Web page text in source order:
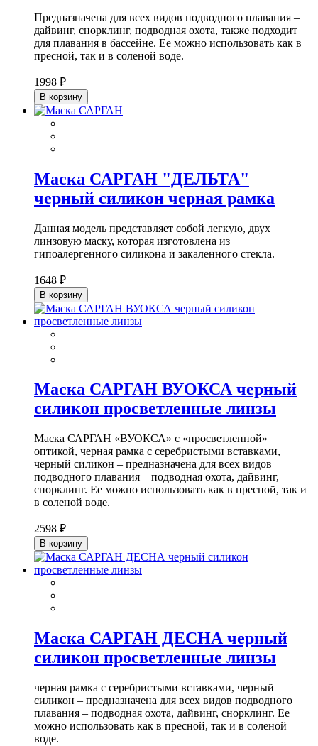
Предназначена для всех видов подводного плавания –
дайвинг, снорклинг, подводная охота, также подходит
для плавания в бассейне. Ее можно использовать как в
пресной, так и в соленой воде.
1998 ₽
В корзину
Маска САРГАН "ДЕЛЬТА"
черный силикон черная рамка
Данная модель представляет собой легкую, двух
линзовую маску, которая изготовлена из
гипоалергенного силикона и закаленного стекла.
1648 ₽
В корзину
Маска САРГАН ВУОКСА черный
силикон просветленные линзы
Маска САРГАН «ВУОКСА» с «просветленной»
оптикой, черная рамка с серебристыми вставками,
черный силикон – предназначена для всех видов
подводного плавания – подводная охота, дайвинг,
снорклинг. Ее можно использовать как в пресной, так и
в соленой воде.
2598 ₽
В корзину
Маска САРГАН ДЕСНА черный
силикон просветленные линзы
черная рамка с серебристыми вставками, черный
силикон – предназначена для всех видов подводного
плавания – подводная охота, дайвинг, снорклинг. Ее
можно использовать как в пресной, так и в соленой
воде.